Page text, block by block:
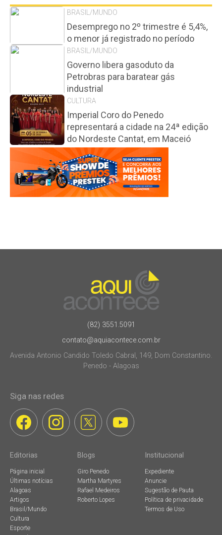
BRASIL/MUNDO
Desemprego no 2º trimestre é 5,4%,
o menor já registrado no período
BRASIL/MUNDO
Governo libera gasoduto da
Petrobras para baratear gás
industrial
CULTURA
Imperial Coro do Penedo
representará a cidade na 24ª edição
do Nordeste Cantat, em Maceió
(82) 3551.5091
contato@aquiacontece.com.br
Avenida Antonio Candido Toledo Cabral, 149, Dom Constantino.
Penedo - Alagoas
Siga nas redes
Editorias
Página inicial
Últimas notícias
Alagoas
Artigos
Brasil/Mundo
Cultura
Esporte
Blogs
Giro Penedo
Martha Martyres
Rafael Medeiros
Roberto Lopes
Institucional
Expediente
Anuncie
Sugestão de Pauta
Política de privacidade
Termos de Uso